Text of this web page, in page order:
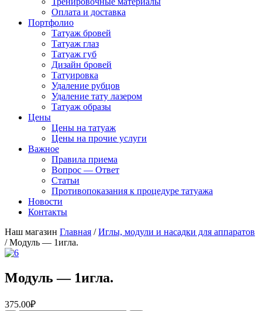
Оплата и доставка
Портфолио
Татуаж бровей
Татуаж глаз
Татуаж губ
Дизайн бровей
Татуировка
Удаление рубцов
Удаление тату лазером
Татуаж образы
Цены
Цены на татуаж
Цены на прочие услуги
Важное
Правила приема
Вопрос — Ответ
Статьи
Противопоказания к процедуре татуажа
Новости
Контакты
Наш магазин Главная /Иглы, модули и насадки для аппаратов
/ Модуль — 1игла.
Модуль — 1игла.
375.00₽